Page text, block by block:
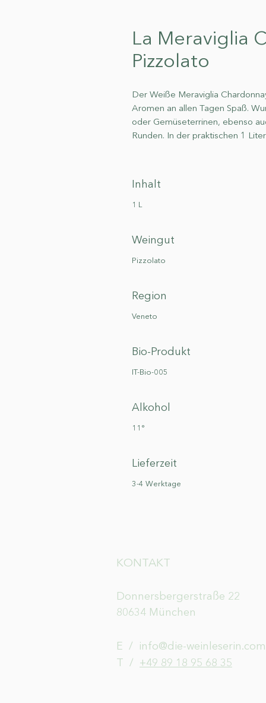
La Meraviglia
Pizzolato
Der Weiße Meraviglia
Aromen an allen Tagen Spaß.
oder Gemüseterrinen, ebenso
Runden. In der praktischen 1
Inhalt
1 L
Weingut
Pizzolato
Region
Veneto
Bio-Produkt
IT-Bio-005
Alkohol
11°
Lieferzeit
3-4 Werktage
KONTAKT
Donnersbergerstraße 22
80634 München
E /
info@die-weinleserin.com
​T / +49 89 18 95 68 35